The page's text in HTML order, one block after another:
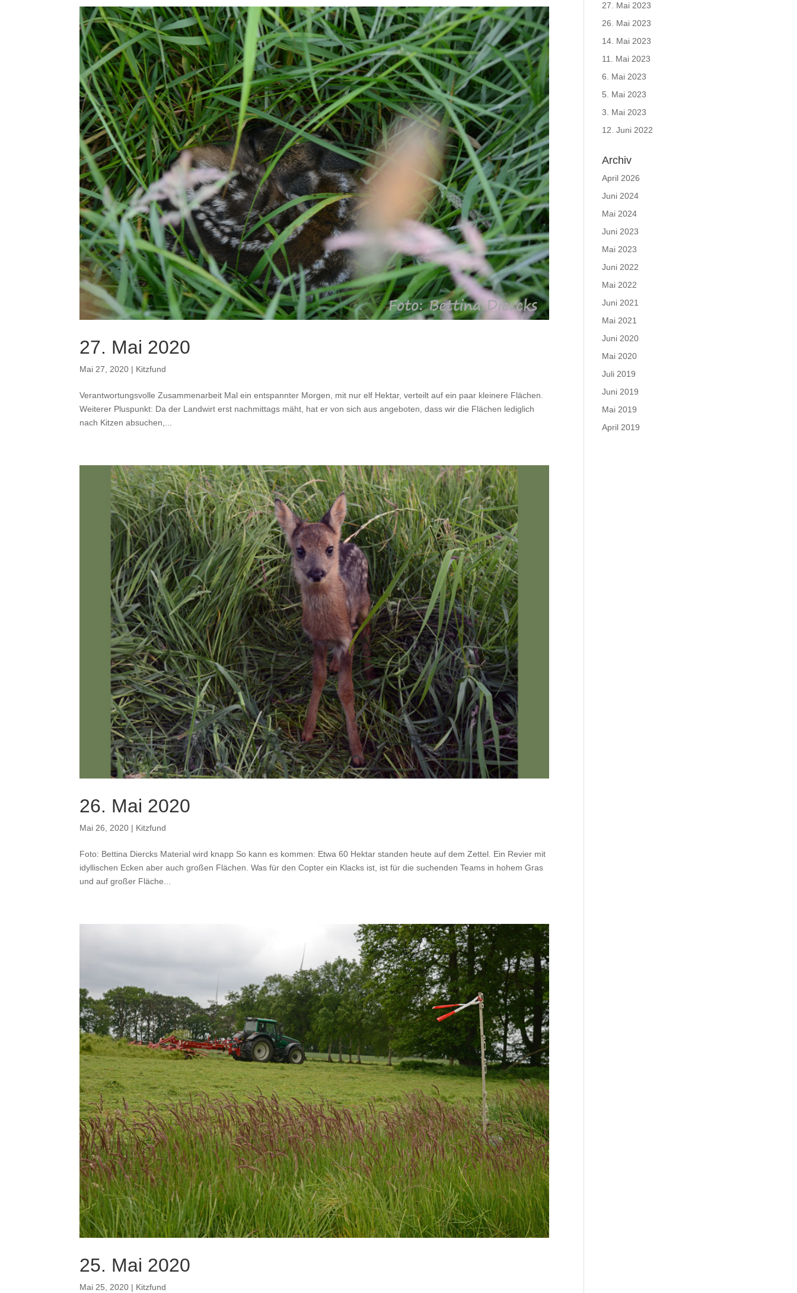
27. Mai 2020
Mai 27, 2020 | Kitzfund
Verantwortungsvolle Zusammenarbeit Mal ein entspannter Morgen, mit nur elf Hektar, verteilt auf ein paar kleinere Flächen.
Weiterer Pluspunkt: Da der Landwirt erst nachmittags mäht, hat er von sich aus angeboten, dass wir die Flächen lediglich
nach Kitzen absuchen,...
26. Mai 2020
Mai 26, 2020 | Kitzfund
Foto: Bettina Diercks Material wird knapp So kann es kommen: Etwa 60 Hektar standen heute auf dem Zettel. Ein Revier mit
idyllischen Ecken aber auch großen Flächen. Was für den Copter ein Klacks ist, ist für die suchenden Teams in hohem Gras
und auf großer Fläche...
25. Mai 2020
Mai 25, 2020 | Kitzfund
27. Mai 2023
26. Mai 2023
14. Mai 2023
11. Mai 2023
6. Mai 2023
5. Mai 2023
3. Mai 2023
12. Juni 2022
Archiv
April 2026
Juni 2024
Mai 2024
Juni 2023
Mai 2023
Juni 2022
Mai 2022
Juni 2021
Mai 2021
Juni 2020
Mai 2020
Juli 2019
Juni 2019
Mai 2019
April 2019